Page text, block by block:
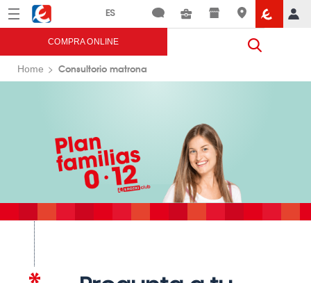
Menú Eroski
COMPRA ONLINE
Home Consultorio matrona